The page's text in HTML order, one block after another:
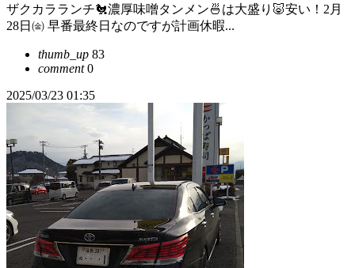
ザクカラランチ🐔濃厚味噌タンメン🍜は大盛り🐷安い！2月
28日㈮ 早番最終日なのですが計画休暇...
thumb_up 83
comment0
2025/03/23 01:35